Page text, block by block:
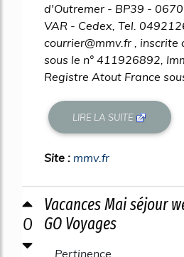
d'Outremer - BP39 -
VAR - Cedex, Tel.
courrier@mmv.fr , inscrite
sous le n° 411926892,
Registre Atout France
LIRE LA SUITE
Site : mmv.fr
0
Vacances Mai séjour
GO Voyages
Pertinence